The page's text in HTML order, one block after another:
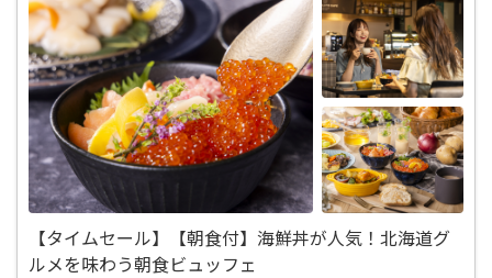
【タイムセール】【朝食付】海鮮丼が人気！北海道グ
ルメを味わう朝食ビュッフェ